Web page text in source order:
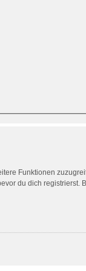
Funktionen
du dich registrierst.